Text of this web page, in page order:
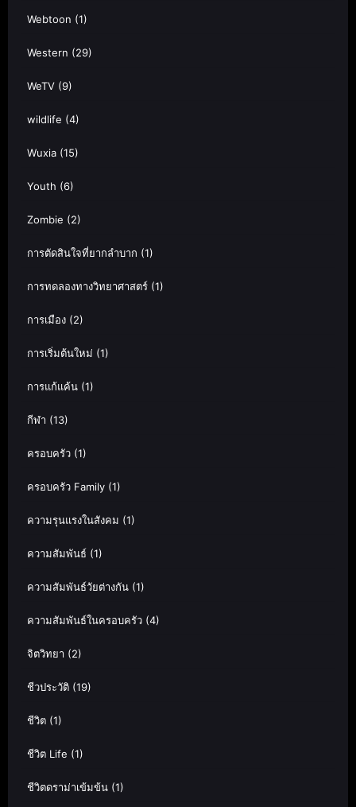
Webtoon (1)
Western (29)
WeTV (9)
wildlife (4)
Wuxia (15)
Youth (6)
Zombie (2)
การตัดสินใจที่ยากลำบาก (1)
การทดลองทางวิทยาศาสตร์ (1)
การเมือง (2)
การเริ่มต้นใหม่ (1)
การแก้แค้น (1)
กีฬา (13)
ครอบครัว (1)
ครอบครัว Family (1)
ความรุนแรงในสังคม (1)
ความสัมพันธ์ (1)
ความสัมพันธ์วัยต่างกัน (1)
ความสัมพันธ์ในครอบครัว (4)
จิตวิทยา (2)
ชีวประวัติ (19)
ชีวิต (1)
ชีวิต Life (1)
ชีวิตดราม่าเข้มข้น (1)